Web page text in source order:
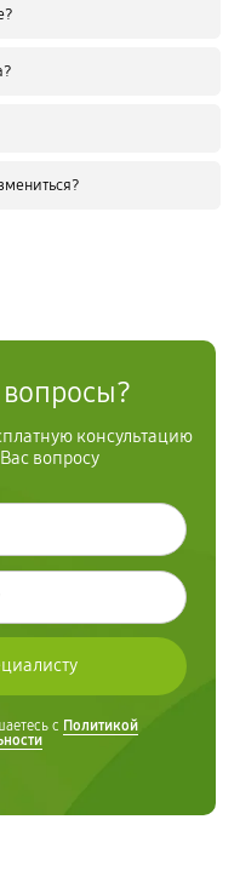
вопросы?
консультацию
вопросу
с Политикой